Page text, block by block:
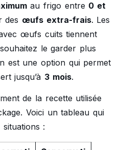
au frigo entre 0 et
des œufs extra-frais. Les
œufs cuits tiennent
le garder plus
est une option qui permet
jusqu’à 3 mois.
de la recette utilisée
Voici un tableau qui
: